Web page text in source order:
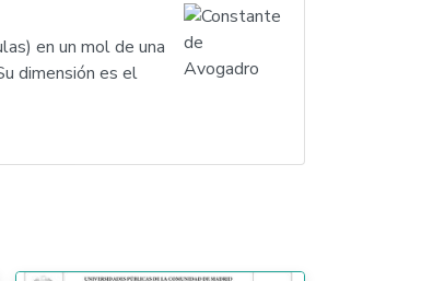
en un mol de una
dimensión es el